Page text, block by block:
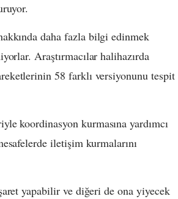
daha fazla bilgi edinmek
Araştırmacılar halihazırda
58 farklı versiyonunu tespit
koordinasyon kurmasına yardımcı
iletişim kurmalarını
yapabilir ve diğeri de ona yiyecek